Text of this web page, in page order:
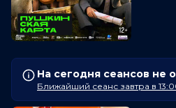
На сегодня сеансов не
Ближайший сеанс завтра в